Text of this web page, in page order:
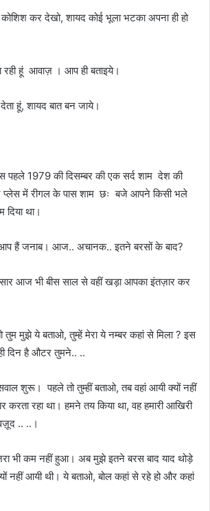
कर देखो, शायद कोई भूला भटका अपना ही हो
हूं आवाज़ । आप ही बताइये।
हूं, शायद बात बन जाये।
1979 की दिसम्बर की एक सर्द शाम देश की
प्लेस में रीगल के पास शाम छः बजे आपने किसी भले
दिया था।
जनाब। आज.. अचानक.. इतने बरसों के बाद?
आज भी बीस साल से वहीं खड़ा आपका इंतज़ार कर
ये बताओ, तुम्हें मेरा ये नम्बर कहां से मिला ? इस
दिन है औटर तुमने.. ..
पहले तो तुम्हीं बताओ, तब वहां आयी क्यों नहीं
करता रहा था। हमने तय किया था, वह हमारी आखिरी
.. ..।
भी कम नहीं हुआ। अब मुझे इतने बरस बाद याद थोड़े
नहीं आयी थी। ये बताओ, बोल कहां से रहे हो और कहां